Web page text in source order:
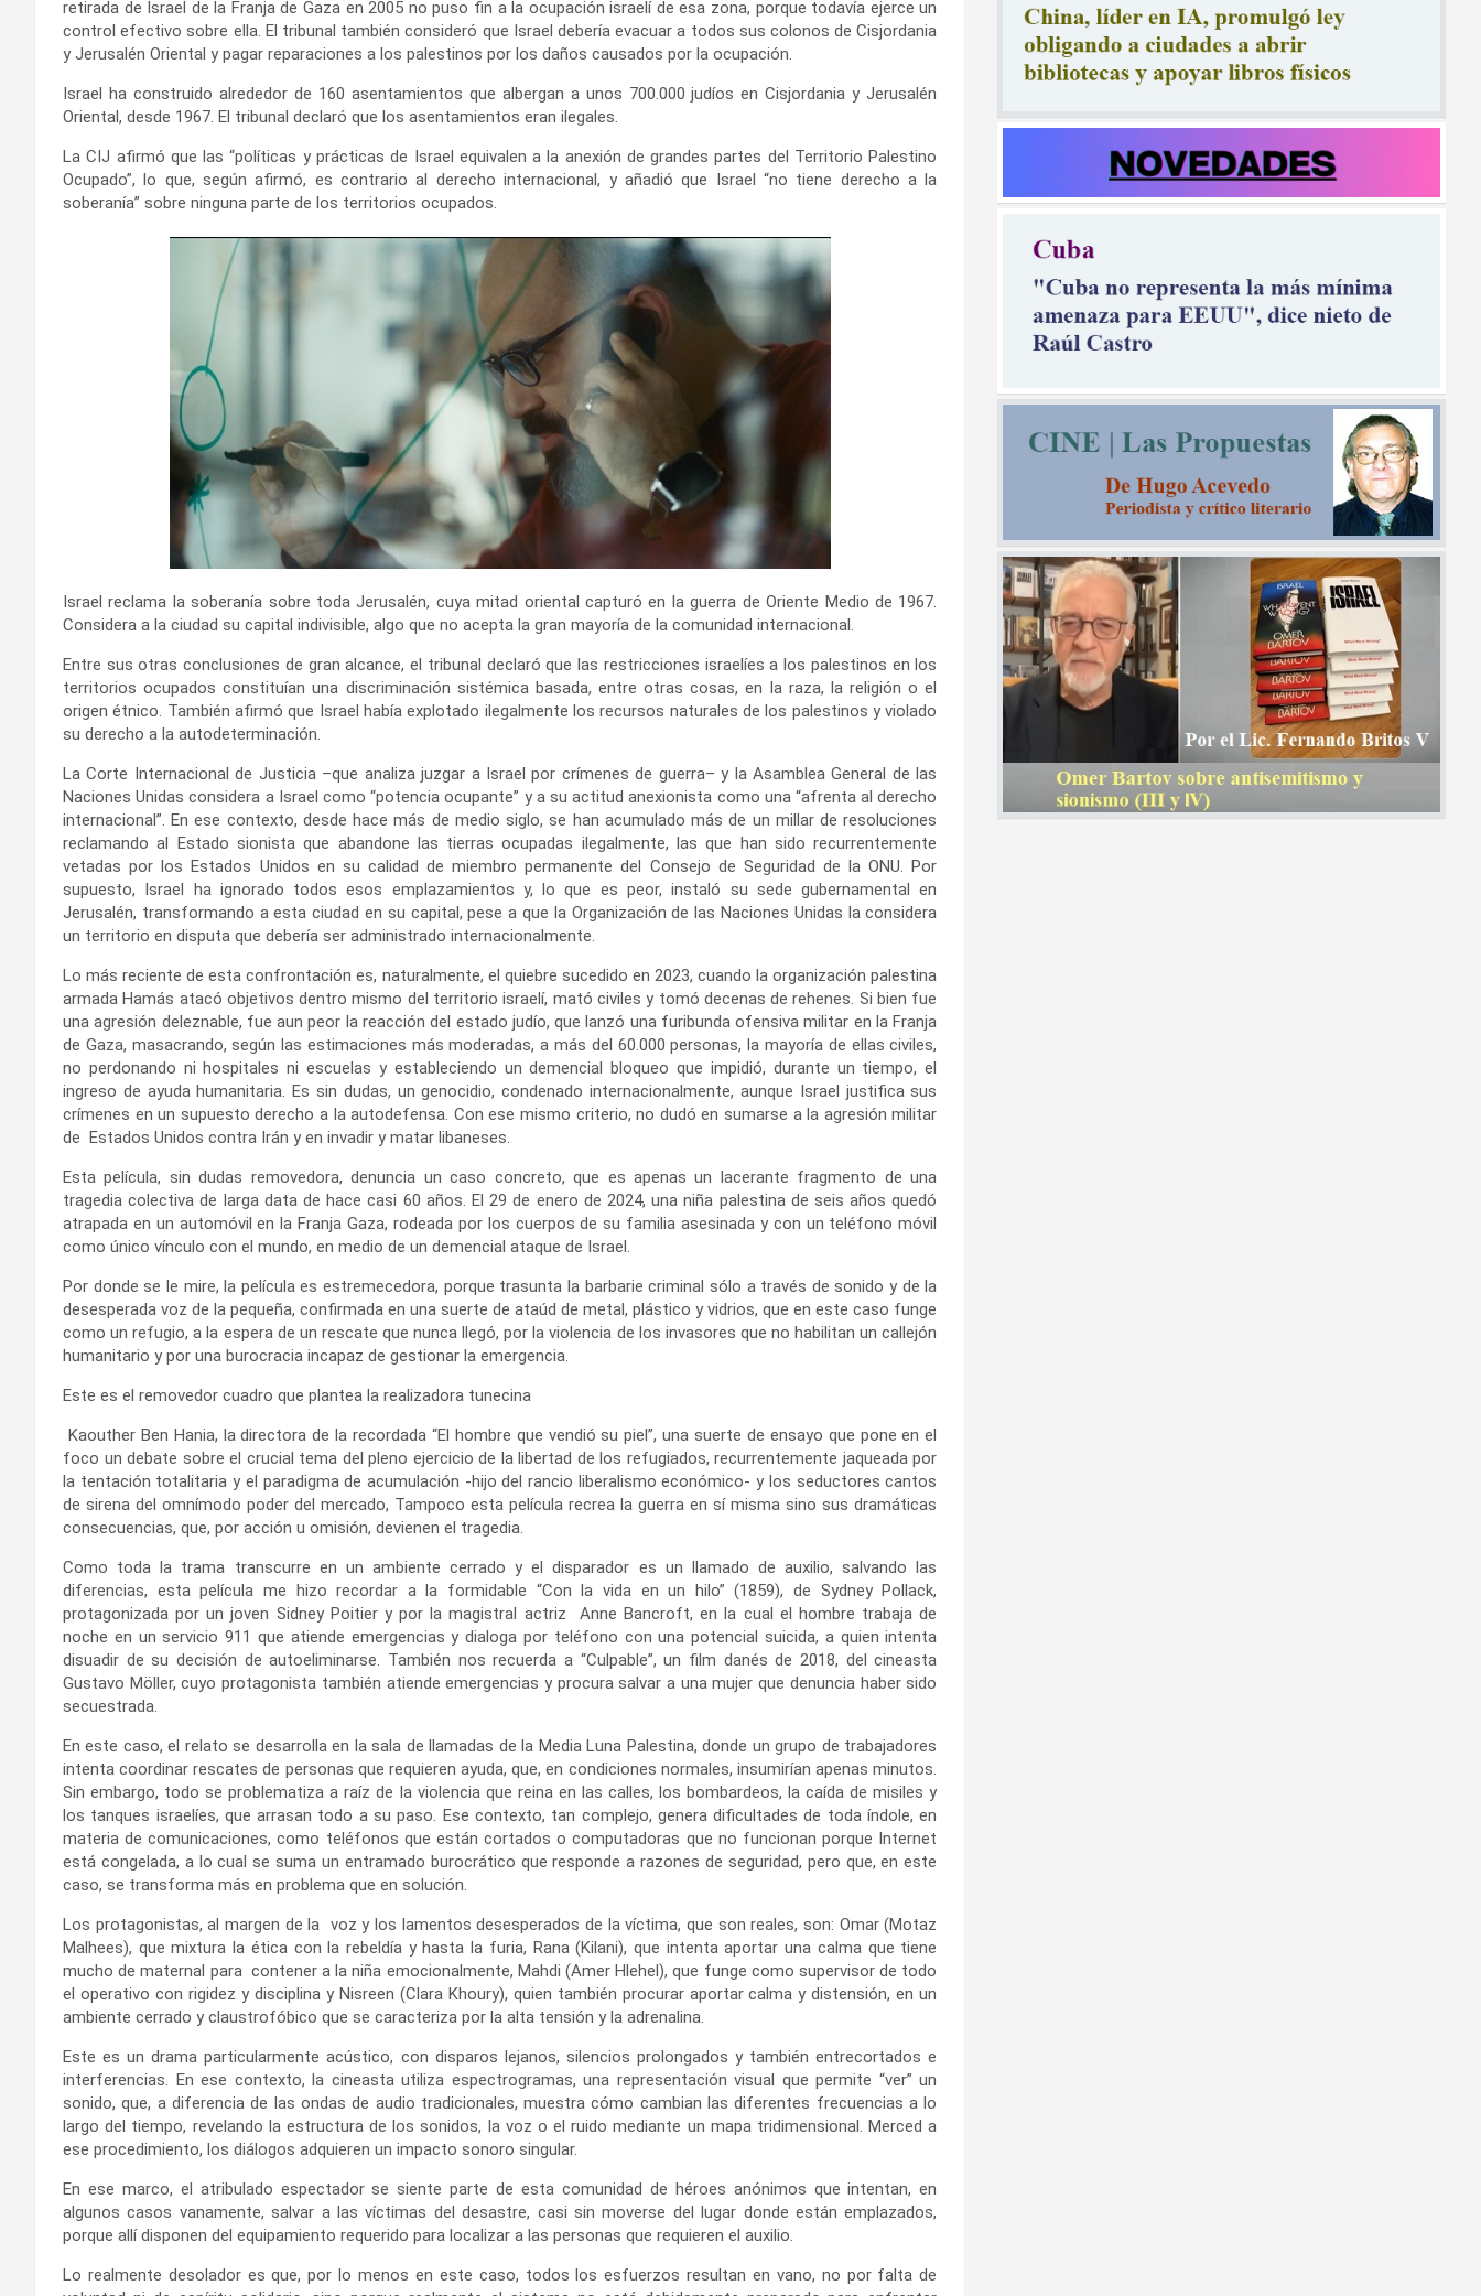
retirada de Israel de la Franja de Gaza en 2005 no puso fin a la ocupación israelí de esa zona, porque todavía ejerce un
control efectivo sobre ella. El tribunal también consideró que Israel debería evacuar a todos sus colonos de Cisjordania
y Jerusalén Oriental y pagar reparaciones a los palestinos por los daños causados ​​por la ocupación.
Israel ha construido alrededor de 160 asentamientos que albergan a unos 700.000 judíos en Cisjordania y Jerusalén
Oriental, desde 1967. El tribunal declaró que los asentamientos eran ilegales.
La CIJ afirmó que las “políticas y prácticas de Israel equivalen a la anexión de grandes partes del Territorio Palestino
Ocupado”, lo que, según afirmó, es contrario al derecho internacional, y añadió que Israel “no tiene derecho a la
soberanía” sobre ninguna parte de los territorios ocupados.
Israel reclama la soberanía sobre toda Jerusalén, cuya mitad oriental capturó en la guerra de Oriente Medio de 1967.
Considera a la ciudad su capital indivisible, algo que no acepta la gran mayoría de la comunidad internacional.
Entre sus otras conclusiones de gran alcance, el tribunal declaró que las restricciones israelíes a los palestinos en los
territorios ocupados constituían una discriminación sistémica basada, entre otras cosas, en la raza, la religión o el
origen étnico. También afirmó que Israel había explotado ilegalmente los recursos naturales de los palestinos y violado
su derecho a la autodeterminación.
La Corte Internacional de Justicia –que analiza juzgar a Israel por crímenes de guerra– y la Asamblea General de las
Naciones Unidas considera a Israel como “potencia ocupante” y a su actitud anexionista como una “afrenta al derecho
internacional”. En ese contexto, desde hace más de medio siglo, se han acumulado más de un millar de resoluciones
reclamando al Estado sionista que abandone las tierras ocupadas ilegalmente, las que han sido recurrentemente
vetadas por los Estados Unidos en su calidad de miembro permanente del Consejo de Seguridad de la ONU. Por
supuesto, Israel ha ignorado todos esos emplazamientos y, lo que es peor, instaló su sede gubernamental en
Jerusalén, transformando a esta ciudad en su capital, pese a que la Organización de las Naciones Unidas la considera
un territorio en disputa que debería ser administrado internacionalmente.
Lo más reciente de esta confrontación es, naturalmente, el quiebre sucedido en 2023, cuando la organización palestina
armada Hamás atacó objetivos dentro mismo del territorio israelí, mató civiles y tomó decenas de rehenes. Si bien fue
una agresión deleznable, fue aun peor la reacción del estado judío, que lanzó una furibunda ofensiva militar en la Franja
de Gaza, masacrando, según las estimaciones más moderadas, a más del 60.000 personas, la mayoría de ellas civiles,
no perdonando ni hospitales ni escuelas y estableciendo un demencial bloqueo que impidió, durante un tiempo, el
ingreso de ayuda humanitaria. Es sin dudas, un genocidio, condenado internacionalmente, aunque Israel justifica sus
crímenes en un supuesto derecho a la autodefensa. Con ese mismo criterio, no dudó en sumarse a la agresión militar
de Estados Unidos contra Irán y en invadir y matar libaneses.
Esta película, sin dudas removedora, denuncia un caso concreto, que es apenas un lacerante fragmento de una
tragedia colectiva de larga data de hace casi 60 años. El 29 de enero de 2024, una niña palestina de seis años quedó
atrapada en un automóvil en la Franja Gaza, rodeada por los cuerpos de su familia asesinada y con un teléfono móvil
como único vínculo con el mundo, en medio de un demencial ataque de Israel.
Por donde se le mire, la película es estremecedora, porque trasunta la barbarie criminal sólo a través de sonido y de la
desesperada voz de la pequeña, confirmada en una suerte de ataúd de metal, plástico y vidrios, que en este caso funge
como un refugio, a la espera de un rescate que nunca llegó, por la violencia de los invasores que no habilitan un callejón
humanitario y por una burocracia incapaz de gestionar la emergencia.
Este es el removedor cuadro que plantea la realizadora tunecina
Kaouther Ben Hania, la directora de la recordada “El hombre que vendió su piel”, una suerte de ensayo que pone en el
foco un debate sobre el crucial tema del pleno ejercicio de la libertad de los refugiados, recurrentemente jaqueada por
la tentación totalitaria y el paradigma de acumulación -hijo del rancio liberalismo económico- y los seductores cantos
de sirena del omnímodo poder del mercado, Tampoco esta película recrea la guerra en sí misma sino sus dramáticas
consecuencias, que, por acción u omisión, devienen el tragedia.
Como toda la trama transcurre en un ambiente cerrado y el disparador es un llamado de auxilio, salvando las
diferencias, esta película me hizo recordar a la formidable “Con la vida en un hilo” (1859), de Sydney Pollack,
protagonizada por un joven Sidney Poitier y por la magistral actriz Anne Bancroft, en la cual el hombre trabaja de
noche en un servicio 911 que atiende emergencias y dialoga por teléfono con una potencial suicida, a quien intenta
disuadir de su decisión de autoeliminarse. También nos recuerda a “Culpable”, un film danés de 2018, del cineasta
Gustavo Möller, cuyo protagonista también atiende emergencias y procura salvar a una mujer que denuncia haber sido
secuestrada.
En este caso, el relato se desarrolla en la sala de llamadas de la Media Luna Palestina, donde un grupo de trabajadores
intenta coordinar rescates de personas que requieren ayuda, que, en condiciones normales, insumirían apenas minutos.
Sin embargo, todo se problematiza a raíz de la violencia que reina en las calles, los bombardeos, la caída de misiles y
los tanques israelíes, que arrasan todo a su paso. Ese contexto, tan complejo, genera dificultades de toda índole, en
materia de comunicaciones, como teléfonos que están cortados o computadoras que no funcionan porque Internet
está congelada, a lo cual se suma un entramado burocrático que responde a razones de seguridad, pero que, en este
caso, se transforma más en problema que en solución.
Los protagonistas, al margen de la voz y los lamentos desesperados de la víctima, que son reales, son: Omar (Motaz
Malhees), que mixtura la ética con la rebeldía y hasta la furia, Rana (Kilani), que intenta aportar una calma que tiene
mucho de maternal para contener a la niña emocionalmente, Mahdi (Amer Hlehel), que funge como supervisor de todo
el operativo con rigidez y disciplina y Nisreen (Clara Khoury), quien también procurar aportar calma y distensión, en un
ambiente cerrado y claustrofóbico que se caracteriza por la alta tensión y la adrenalina.
Este es un drama particularmente acústico, con disparos lejanos, silencios prolongados y también entrecortados e
interferencias. En ese contexto, la cineasta utiliza espectrogramas, una representación visual que permite “ver” un
sonido, que, a diferencia de las ondas de audio tradicionales, muestra cómo cambian las diferentes frecuencias a lo
largo del tiempo, revelando la estructura de los sonidos, la voz o el ruido mediante un mapa tridimensional. Merced a
ese procedimiento, los diálogos adquieren un impacto sonoro singular.
En ese marco, el atribulado espectador se siente parte de esta comunidad de héroes anónimos que intentan, en
algunos casos vanamente, salvar a las víctimas del desastre, casi sin moverse del lugar donde están emplazados,
porque allí disponen del equipamiento requerido para localizar a las personas que requieren el auxilio.
Lo realmente desolador es que, por lo menos en este caso, todos los esfuerzos resultan en vano, no por falta de